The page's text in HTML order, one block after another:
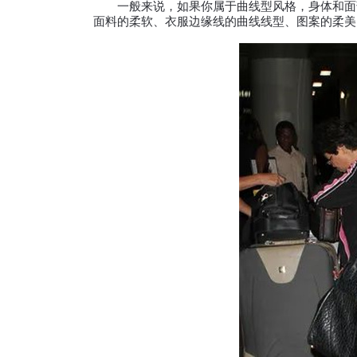
一般来说，如果你属于曲线型风格，身体和面
面料的柔软、衣服边缘线的曲线线型、图案的柔